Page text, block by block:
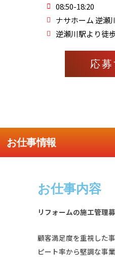
08:50-18:20
ナサホーム 逆瀬
逆瀬川駅より徒
応募
お仕事情報
お仕事内容
リフォームの施工管理
顧客満足度を重視した
ピート率から堅調な事